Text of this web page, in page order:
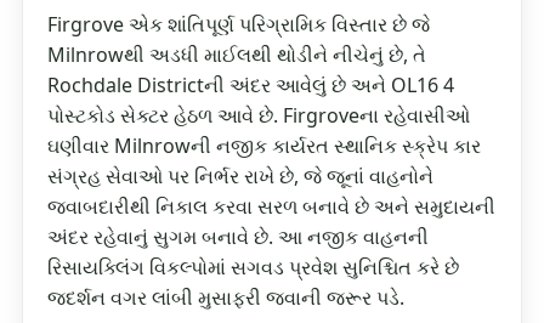
Firgrove એક શાંતિપૂર્ણ પરિગ્રામિક વિસ્તાર છે જે
Milnrowથી અડધી માઈલથી થોડીને નીચેનું છે, તે
Rochdale Districtની અંદર આવેલું છે અને OL16 4
પોસ્ટકોડ સેક્ટર હેઠળ આવે છે. Firgroveના રહેવાસીઓ
ઘણીવાર Milnrowની નજીક કાર્યરત સ્થાનિક સ્ક્રેપ કાર
સંગ્રહ સેવાઓ પર નિર્ભર રાખે છે, જે જૂનાં વાહનોને
જવાબદારીથી નિકાલ કરવા સરળ બનાવે છે અને સમુદાયની
અંદર રહેવાનું સુગમ બનાવે છે. આ નજીક વાહનની
રિસાયક્લિંગ વિકલ્પોમાં સગવડ પ્રવેશ સુનિશ્ચિત કરે છે
જદર્શન વગર લાંબી મુસાફરી જવાની જરૂર પડે.